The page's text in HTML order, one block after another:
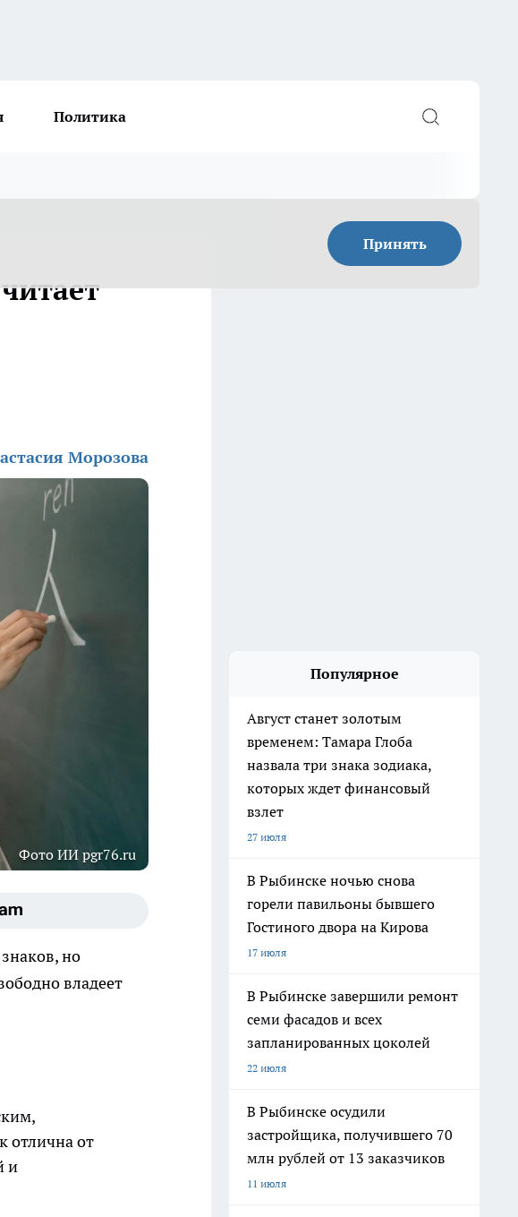
Политика
Принять
Морозова
Фото ИИ pgr76.ru
но
владеет
отлична от
и
Популярное
Август станет золотым
временем: Тамара Глоба
назвала три знака зодиака,
которых ждет финансовый
взлет
27 июля
В Рыбинске ночью снова
горели павильоны бывшего
Гостиного двора на Кирова
17 июля
В Рыбинске завершили ремонт
семи фасадов и всех
запланированных цоколей
22 июля
В Рыбинске осудили
застройщика, получившего 70
млн рублей от 13 заказчиков
11 июля